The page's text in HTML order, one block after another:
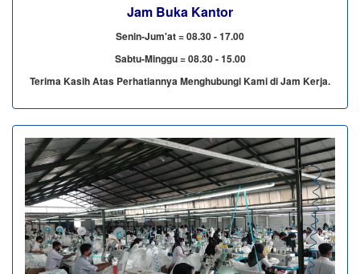
Jam Buka Kantor
Senin-Jum'at = 08.30 - 17.00
Sabtu-Minggu = 08.30 - 15.00
Terima Kasih Atas Perhatiannya Menghubungi Kami di Jam Kerja.